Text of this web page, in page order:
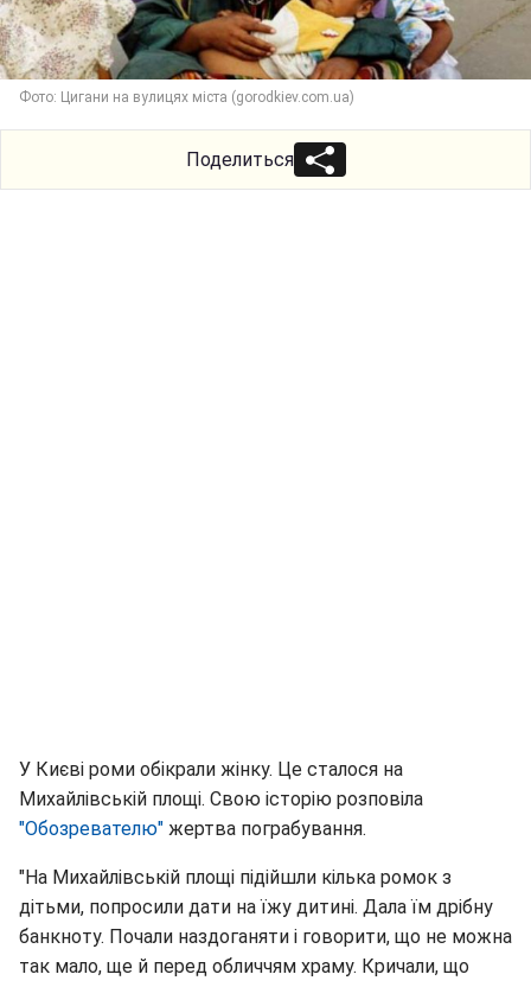
Фото: Цигани на вулицях міста (gorodkiev.com.ua)
Поделиться
У Києві роми обікрали жінку. Це сталося на
Михайлівській площі. Свою історію розповіла
"Обозревателю" жертва пограбування.
"На Михайлівській площі підійшли кілька ромок з
дітьми, попросили дати на їжу дитині. Дала їм дрібну
банкноту. Почали наздоганяти і говорити, що не можна
так мало, ще й перед обличчям храму. Кричали, що